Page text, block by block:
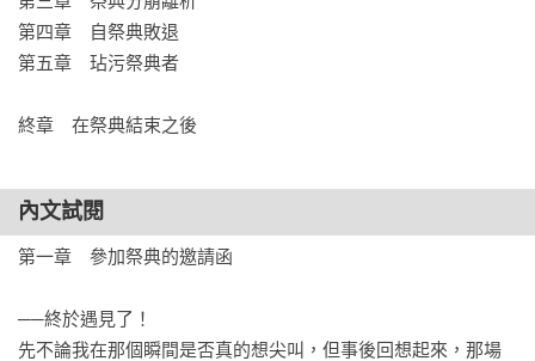
第四章　自祭典敗退
第五章　玷污祭典者
終章　在祭典結束之後
內文試閱
第一章　參加祭典的邀請函
──終於遇見了！
先不論我在那個瞬間是否真的想尖叫，但事後回想起來，那場